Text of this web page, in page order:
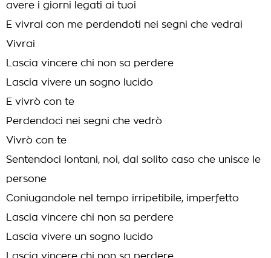
avere i giorni legati ai tuoi
E vivrai con me perdendoti nei segni che vedrai
Vivrai
Lascia vincere chi non sa perdere
Lascia vivere un sogno lucido
E vivrò con te
Perdendoci nei segni che vedrò
Vivrò con te
Sentendoci lontani, noi, dal solito caso che unisce le
persone
Coniugandole nel tempo irripetibile, imperfetto
Lascia vincere chi non sa perdere
Lascia vivere un sogno lucido